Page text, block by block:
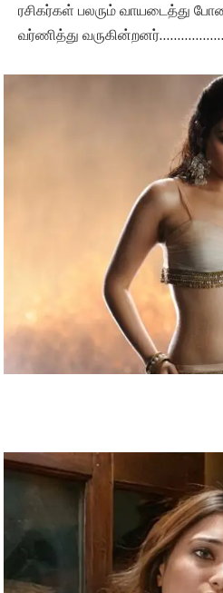
ரசிகர்கள் பலரும் வாயடைத்து
வர்ணித்து